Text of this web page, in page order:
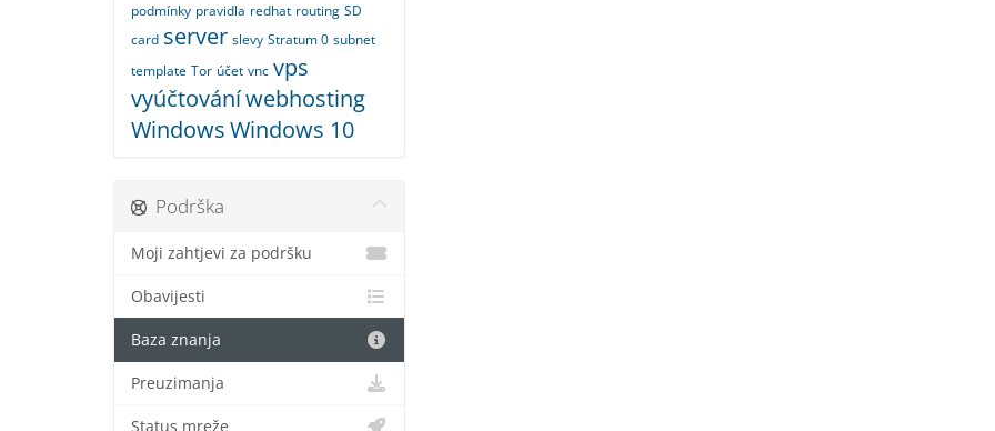
podmínky pravidla redhat routing SD
card server slevy Stratum 0 subnet
template Tor účet vnc vps
vyúčtováníwebhosting
WindowsWindows 10
Podrška
Moji zahtjevi za podršku
Obavijesti
Baza znanja
Preuzimanja
Status mreže